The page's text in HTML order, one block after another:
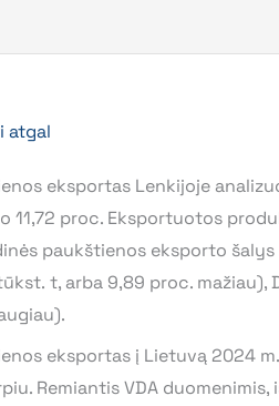
atgal
eksportas Lenkijoje
11,72 proc. Eksportuotos
paukštienos eksporto
t, arba 9,89 proc.
eksportas į Lietuvą 2024
Remiantis VDA